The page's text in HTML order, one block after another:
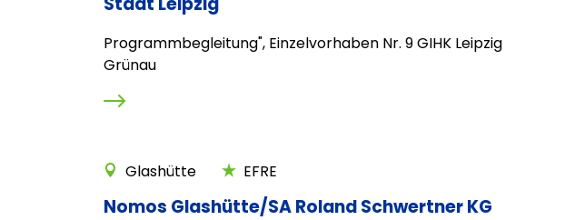
Programmbegleitung", Einzelvorhaben Nr. 9 GIHK Leipzig
Grünau
Glashütte EFRE
Nomos Glashütte/SA Roland Schwertner KG